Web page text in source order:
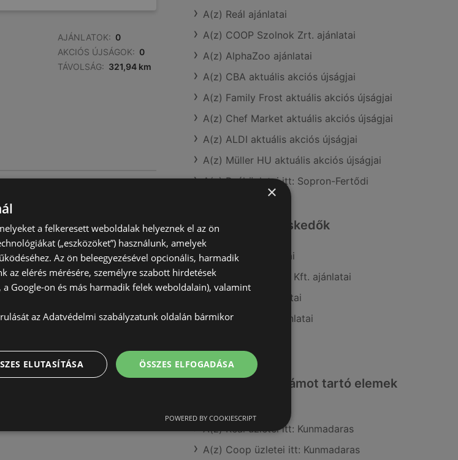
AJÁNLATOK: 0
AKCIÓS ÚJSÁGOK: 0
TÁVOLSÁG: 321,94 km
A(z) Reál ajánlatai
A(z) COOP Szolnok Zrt. ajánlatai
A(z) AlphaZoo ajánlatai
A(z) CBA aktuális akciós újságjai
A(z) Family Frost aktuális akciós újságjai
A(z) Chef Market aktuális akciós újságjai
A(z) ALDI aktuális akciós újságjai
A(z) Müller HU aktuális akciós újságjai
A(z) Reál üzletei itt: Sopron-Fertődi
Hasonló kiskereskedők
A(z) Tesco ajánlatai
A(z) Penny-Market Kft. ajánlatai
A(z) Auchan ajánlatai
A(z) Ecofamily ajánlatai
Érdeklődésre számot tartó elemek
A(z) Reál üzletei itt: Kunmadaras
A(z) Coop üzletei itt: Kunmadaras
×
a felkeresett weboldalak helyeznek el az ön
(„eszközöket”) használunk, amelyek
Az ön beleegyezésével opcionális, harmadik
az elérés mérésére, személyre szabott hirdetések
Google-on és más harmadik felek weboldalain), valamint
az Adatvédelmi szabályzatunk oldalán bármikor
ÖSSZES ELFOGADÁSA
ELUTASÍTÁSA
POWERED BY COOKIESCRIPT